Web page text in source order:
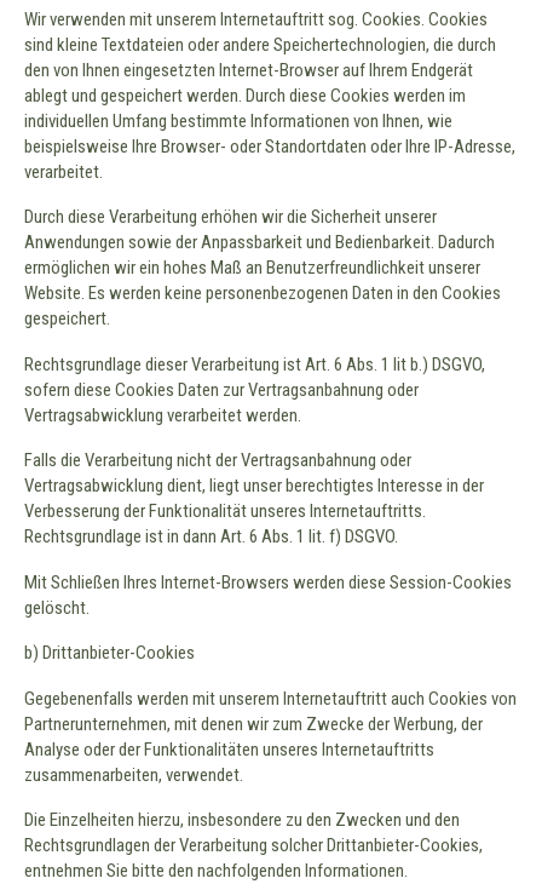
Wir verwenden mit unserem Internetauftritt sog. Cookies. Cookies
sind kleine Textdateien oder andere Speichertechnologien, die durch
den von Ihnen eingesetzten Internet-Browser auf Ihrem Endgerät
ablegt und gespeichert werden. Durch diese Cookies werden im
individuellen Umfang bestimmte Informationen von Ihnen, wie
beispielsweise Ihre Browser- oder Standortdaten oder Ihre IP-Adresse,
verarbeitet.
Durch diese Verarbeitung erhöhen wir die Sicherheit unserer
Anwendungen sowie der Anpassbarkeit und Bedienbarkeit. Dadurch
ermöglichen wir ein hohes Maß an Benutzerfreundlichkeit unserer
Website. Es werden keine personenbezogenen Daten in den Cookies
gespeichert.
Rechtsgrundlage dieser Verarbeitung ist Art. 6 Abs. 1 lit b.) DSGVO,
sofern diese Cookies Daten zur Vertragsanbahnung oder
Vertragsabwicklung verarbeitet werden.
Falls die Verarbeitung nicht der Vertragsanbahnung oder
Vertragsabwicklung dient, liegt unser berechtigtes Interesse in der
Verbesserung der Funktionalität unseres Internetauftritts.
Rechtsgrundlage ist in dann Art. 6 Abs. 1 lit. f) DSGVO.
Mit Schließen Ihres Internet-Browsers werden diese Session-Cookies
gelöscht.
b) Drittanbieter-Cookies
Gegebenenfalls werden mit unserem Internetauftritt auch Cookies von
Partnerunternehmen, mit denen wir zum Zwecke der Werbung, der
Analyse oder der Funktionalitäten unseres Internetauftritts
zusammenarbeiten, verwendet.
Die Einzelheiten hierzu, insbesondere zu den Zwecken und den
Rechtsgrundlagen der Verarbeitung solcher Drittanbieter-Cookies,
entnehmen Sie bitte den nachfolgenden Informationen.